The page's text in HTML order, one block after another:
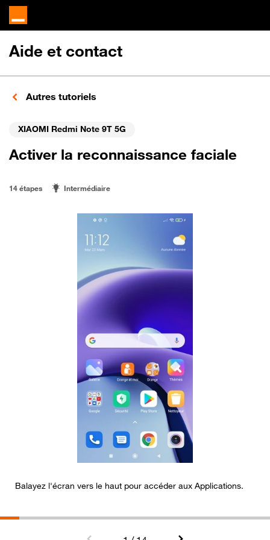
Aide et contact
Autres tutoriels
XIAOMI Redmi Note 9T 5G
Activer la reconnaissance faciale
14 étapes Intermédiaire
Balayez l'écran vers le haut pour accéder aux Applications.